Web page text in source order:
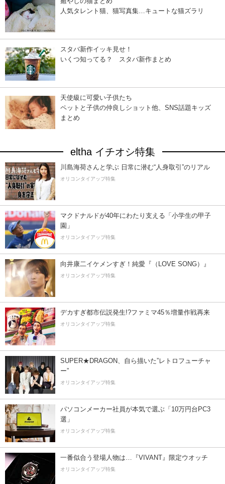
人気タレント猫、猫写真集…キュートな猫ズラリ
スタバ新作イッキ見せ！
いくつ知ってる？ スタバ新作まとめ
天使級に可愛い子供たち
ペットと子供の仲良しショット他、SNS話題キッズ
まとめ
eltha イチオシ特集
川島海荷さんと学ぶ 日常に潜む“人身取引”のリアル
オリコンタイアップ特集
マクドナルドが40年にわたり支える「小学生の甲子
園」
オリコンタイアップ特集
向井康二イケメンすぎ！純愛『（LOVE SONG）』
オリコンタイアップ特集
デカすぎ都市伝説発生!?ファミマ45％増量作戦再来
オリコンタイアップ特集
SUPER★DRAGON、自ら描いた”レトロフューチャ
ー”
オリコンタイアップ特集
パソコンメーカー社員が本気で選ぶ「10万円台PC3
選」
オリコンタイアップ特集
一番似合う登場人物は…『VIVANT』限定ウオッチ
オリコンタイアップ特集